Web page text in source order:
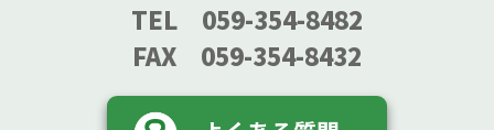
TEL 059-354-8482
FAX 059-354-8432